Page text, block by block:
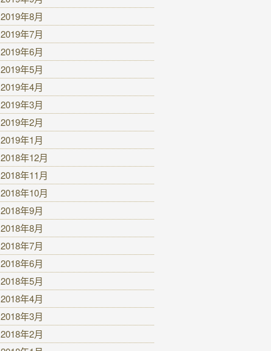
2019年8月
2019年7月
2019年6月
2019年5月
2019年4月
2019年3月
2019年2月
2019年1月
2018年12月
2018年11月
2018年10月
2018年9月
2018年8月
2018年7月
2018年6月
2018年5月
2018年4月
2018年3月
2018年2月